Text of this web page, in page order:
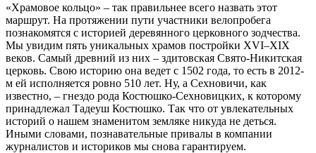
«Храмовое кольцо» – так правильнее всего назвать этот
маршрут. На протяжении пути участники велопробега
познакомятся с историей деревянного церковного зодчества.
Мы увидим пять уникальных храмов постройки XVI–XIX
веков. Самый древний из них – здитовская Свято-Никитская
церковь. Свою историю она ведет с 1502 года, то есть в 2012-
м ей исполняется ровно 510 лет. Ну, а Сехновичи, как
известно, – гнездо рода Костюшко-Сехновицких, к которому
принадлежал Тадеуш Костюшко. Так что от увлекательных
историй о нашем знаменитом земляке никуда не деться.
Иными словами, познавательные привалы в компании
журналистов и историков мы снова гарантируем.